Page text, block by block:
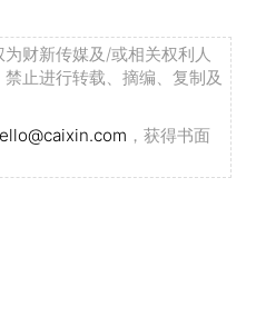
财新传媒及/或相关权利人
止进行转载、摘编、复制及
，获得书面